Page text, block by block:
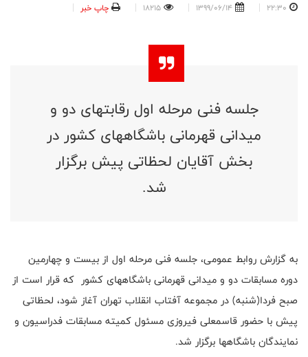
22:30
1399/06/14
18215 چاپ خبر
جلسه فنی مرحله اول رقابتهای دو و
میدانی قهرمانی باشگاههای کشور در
بخش آقایان لحظاتی پیش برگزار
شد.
به گزارش روابط عمومی، جلسه فنی مرحله اول از بیست و چهارمین
دوره مسابقات دو و میدانی قهرمانی باشگاههای کشور که قرار است از
صبح فردا(شنبه) در مجموعه آفتاب انقلاب تهران آغاز شود، لحظاتی
پیش با حضور قاسمعلی فیروزی مسئول کمیته مسابقات فدراسیون و
نمایندگان باشگاهها برگزار شد.